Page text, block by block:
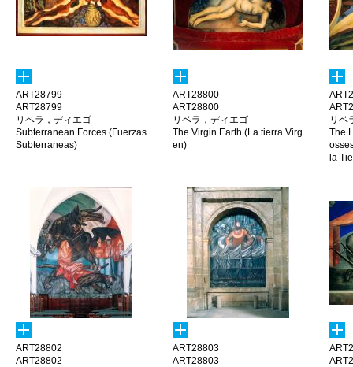
ART28799
ART28799
リベラ，ディエゴ
Subterranean Forces (Fuerzas
Subterraneas)
ART28800
ART28800
リベラ，ディエゴ
The Virgin Earth (La tierra Virg
en)
リベ
The
la
ART28802
ART28802
ART28803
ART28803